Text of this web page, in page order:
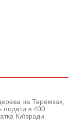
на Теремках,
подати в 400
Київради